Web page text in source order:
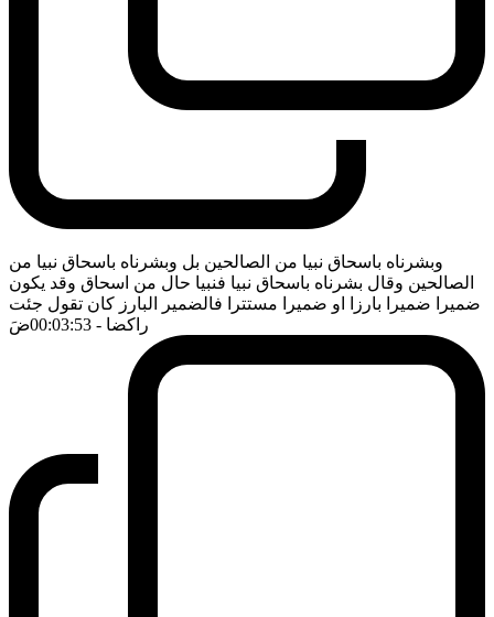
وبشرناه باسحاق نبيا من الصالحين بل وبشرناه باسحاق نبيا من
الصالحين وقال بشرناه باسحاق نبيا فنبيا حال من اسحاق وقد يكون
ضميرا ضميرا بارزا او ضميرا مستترا فالضمير البارز كان تقول جئت
راكضا - 00:03:53 ضَ